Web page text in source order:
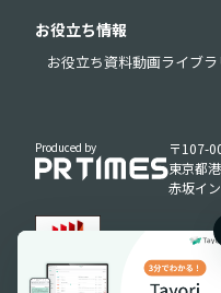
お役立ち情報
お役立ち資料動画ライブラ
Produced by
〒107-
東京都
赤坂イ